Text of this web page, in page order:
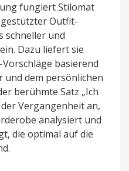
fungiert Stilomat
Outfit-
schneller und
Dazu liefert sie
basierend
und dem persönlichen
berühmte Satz „Ich
Vergangenheit an,
analysiert und
die optimal auf die